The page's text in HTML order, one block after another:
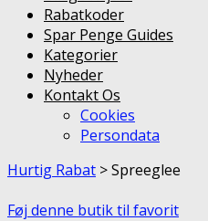
Rabatkoder
Spar Penge Guides
Kategorier
Nyheder
Kontakt Os
Cookies
Persondata
Hurtig Rabat >Spreeglee
Føj denne butik til favorit